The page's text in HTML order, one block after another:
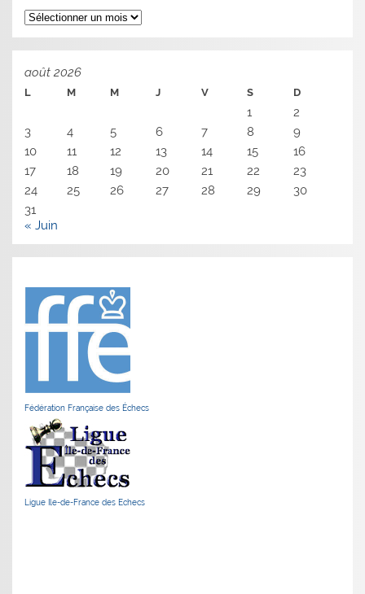
Archives
août 2026
L M M J V S D
1
2
3
4 5 6 7 8
9
10
11 12 13 14 15
16
17
18 19 20 21 22
23
24
25 26 27 28 29
30
31
« Juin
Fédération Française des Échecs
Ligue Ile-de-France des Echecs